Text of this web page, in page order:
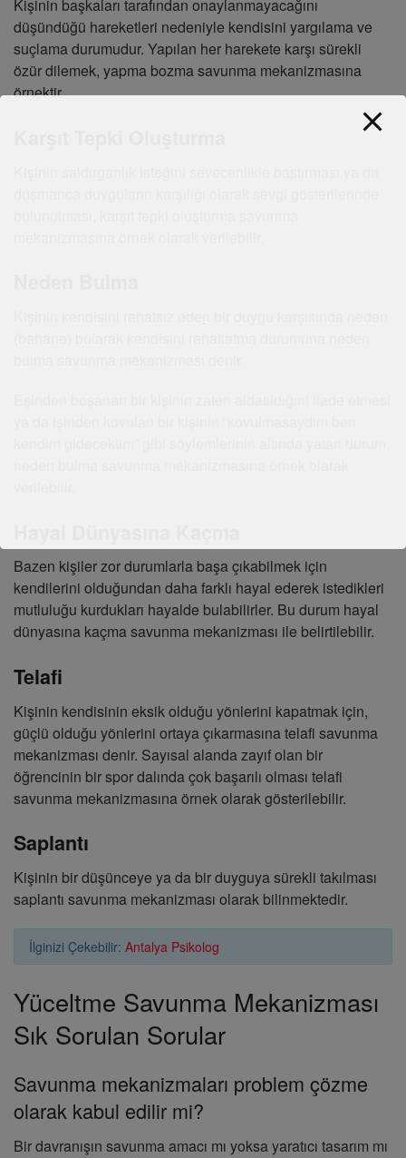
Kişinin başkaları tarafından onaylanmayacağını
düşündüğü hareketleri nedeniyle kendisini yargılama ve
suçlama durumudur. Yapılan her harekete karşı sürekli
özür dilemek, yapma bozma savunma mekanizmasına
örnektir.
Bazen kişiler zor durumlarla başa çıkabilmek için
kendilerini olduğundan daha farklı hayal ederek istedikleri
mutluluğu kurdukları hayalde bulabilirler. Bu durum hayal
dünyasına kaçma savunma mekanizması ile belirtilebilir.
Telafi
Kişinin kendisinin eksik olduğu yönlerini kapatmak için,
güçlü olduğu yönlerini ortaya çıkarmasına telafi savunma
mekanizması denir. Sayısal alanda zayıf olan bir
öğrencinin bir spor dalında çok başarılı olması telafi
savunma mekanizmasına örnek olarak gösterilebilir.
Saplantı
Kişinin bir düşünceye ya da bir duyguya sürekli takılması
saplantı savunma mekanizması olarak bilinmektedir.
İlginizi Çekebilir: Antalya Psikolog
Yüceltme Savunma Mekanizması
Sık Sorulan Sorular
Savunma mekanizmaları problem çözme
olarak kabul edilir mi?
Bir davranışın savunma amacı mı yoksa yaratıcı tasarım mı